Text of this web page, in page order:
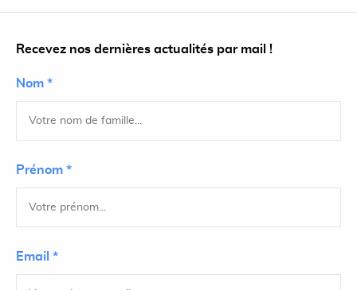
Recevez nos dernières actualités par mail !
Nom *
Prénom *
Email *